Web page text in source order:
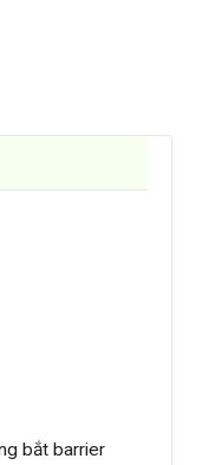
bắt barrier